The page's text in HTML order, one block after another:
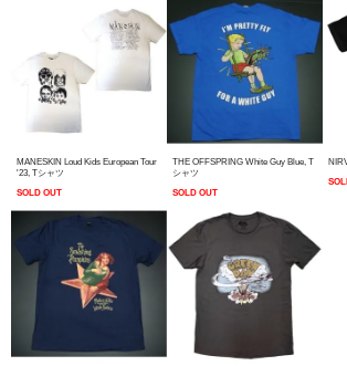
MANESKIN Loud Kids European Tour
'23, Tシャツ
SOLD OUT
THE OFFSPRING White Guy Blue, T
シャツ
SOLD OUT